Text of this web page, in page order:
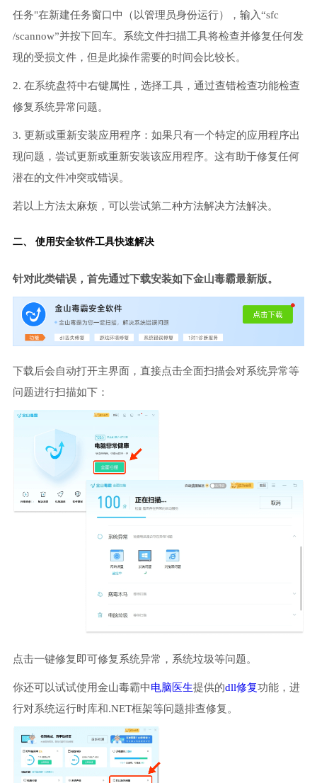
任务"在新建任务窗口中（以管理员身份运行），输入“sfc
/scannow”并按下回车。系统文件扫描工具将检查并修复任何发
现的受损文件，但是此操作需要的时间会比较长。
2. 在系统盘符中右键属性，选择工具，通过查错检查功能检查
修复系统异常问题。
3. 更新或重新安装应用程序：如果只有一个特定的应用程序出
现问题，尝试更新或重新安装该应用程序。这有助于修复任何
潜在的文件冲突或错误。
若以上方法太麻烦，可以尝试第二种方法解决方法解决。
二、 使用安全软件工具快速解决
针对此类错误，首先通过下载安装如下金山毒霸最新版。
下载后会自动打开主界面，直接点击全面扫描会对系统异常等
问题进行扫描如下：
点击一键修复即可修复系统异常，系统垃圾等问题。
你还可以试试使用金山毒霸中电脑医生提供的dll修复功能，进
行对系统运行时库和.NET框架等问题排查修复。